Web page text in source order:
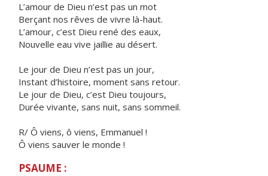
L’amour de Dieu n’est pas un mot
Berçant nos rêves de vivre là-haut.
L’amour, c’est Dieu rené des eaux,
Nouvelle eau vive jaillie au désert.
Le jour de Dieu n’est pas un jour,
Instant d’histoire, moment sans retour.
Le jour de Dieu, c’est Dieu toujours,
Durée vivante, sans nuit, sans sommeil.
R/ Ô viens, ô viens, Emmanuel !
Ô viens sauver le monde !
PSAUME :